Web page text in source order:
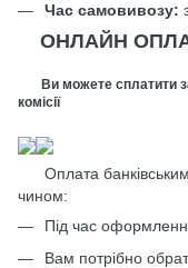
Час самовивозу:
ОНЛАЙН
Ви можете сплатити за
комісії
Оплата
чином:
Під час
Вам потрібно